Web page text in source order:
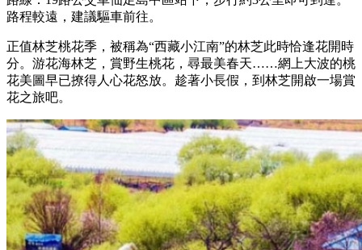
路程較遠，建議驅車前往。
正值林芝桃花季，被稱為“西藏小江南”的林芝此時恰逢花開時
分。游花海林芝，賞野生桃花，尋最美春天……網上大波的桃
花美圖早已撩得人心花怒放。趁著小長假，到林芝開啟一場賞
花之旅吧。